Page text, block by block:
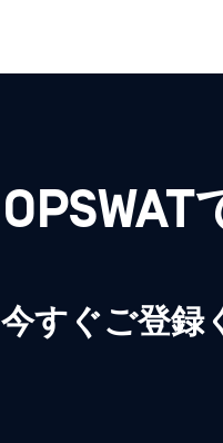
今すぐご登録